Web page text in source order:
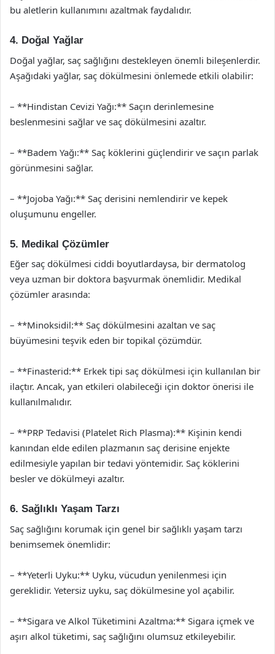
bu aletlerin kullanımını azaltmak faydalıdır.
4. Doğal Yağlar
Doğal yağlar, saç sağlığını destekleyen önemli bileşenlerdir.
Aşağıdaki yağlar, saç dökülmesini önlemede etkili olabilir:
– **Hindistan Cevizi Yağı:** Saçın derinlemesine
beslenmesini sağlar ve saç dökülmesini azaltır.
– **Badem Yağı:** Saç köklerini güçlendirir ve saçın parlak
görünmesini sağlar.
– **Jojoba Yağı:** Saç derisini nemlendirir ve kepek
oluşumunu engeller.
5. Medikal Çözümler
Eğer saç dökülmesi ciddi boyutlardaysa, bir dermatolog
veya uzman bir doktora başvurmak önemlidir. Medikal
çözümler arasında:
– **Minoksidil:** Saç dökülmesini azaltan ve saç
büyümesini teşvik eden bir topikal çözümdür.
– **Finasterid:** Erkek tipi saç dökülmesi için kullanılan bir
ilaçtır. Ancak, yan etkileri olabileceği için doktor önerisi ile
kullanılmalıdır.
– **PRP Tedavisi (Platelet Rich Plasma):** Kişinin kendi
kanından elde edilen plazmanın saç derisine enjekte
edilmesiyle yapılan bir tedavi yöntemidir. Saç köklerini
besler ve dökülmeyi azaltır.
6. Sağlıklı Yaşam Tarzı
Saç sağlığını korumak için genel bir sağlıklı yaşam tarzı
benimsemek önemlidir:
– **Yeterli Uyku:** Uyku, vücudun yenilenmesi için
gereklidir. Yetersiz uyku, saç dökülmesine yol açabilir.
– **Sigara ve Alkol Tüketimini Azaltma:** Sigara içmek ve
aşırı alkol tüketimi, saç sağlığını olumsuz etkileyebilir.